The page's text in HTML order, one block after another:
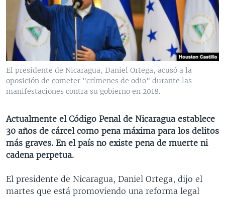
VENEZUELA
BRASIL
NICARAGUA
ECONOMÍA
ENTRETENIMIENTO Y CULTURA
TECNOLOGÍA
DEPORTES
CIENCIA Y SALUD
MULTIMEDIA
VIDEOS
FOTOGRAFÍA
AUDIOS
PROGRAMAS TV
EL MUNDO AL DÍA
FORO INTERAMERICANO
VISIÓN 360
PANORAMA
RADIO
AVANCE INFORMATIVO
AUDIONOTICIAS
ESTADOS UNIDOS AL DÍA
EL MUNDO AL DÍA [RADIO]
FORO [RADIO]
NOTA ECONÓMICA
DIRECT
DOCUMENTALES DE LA VOA
SÍGANOS
Idiomas
El presidente de Nicaragua, Daniel Ortega, acusó a la
oposición de cometer "crímenes de odio" durante las
manifestaciones contra su gobierno en 2018.
Actualmente el Código Penal de Nicaragua establece
30 años de cárcel como pena máxima para los delitos
más graves. En el país no existe pena de muerte ni
cadena perpetua.
El presidente de Nicaragua, Daniel Ortega, dijo el
martes que está promoviendo una reforma legal